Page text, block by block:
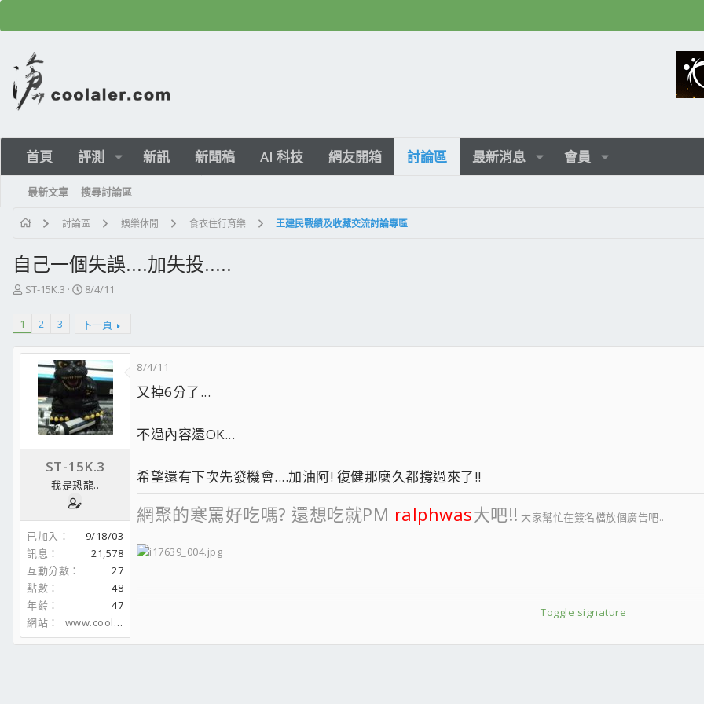
首頁 評測 新訊 新聞稿 AI 科技 網友開箱 討論區 最新消息 會員
最新文章 搜尋討論區
討論區 娛樂休閒 食衣住行育樂 王建民戰績及收藏交流討論專區
自己一個失誤....加失投.....
主
起
人
ST-15K.3
開
日
8/4/11
1 2 3 下一頁
ST-15K.3
我是恐龍..
已加入
9/18/03
訊息
21,578
互動分數
27
點數
48
年齡
47
網站
www.coolaler.com
8/4/11
又掉6分了...
不過內容還OK...
希望還有下次先發機會....加油阿! 復健那麼久都撐過來了!!
Toggle signature
網聚的寒罵好吃嗎? 還想吃就PM ralphwas大吧!! 大家幫忙在簽名檔放個廣告吧..